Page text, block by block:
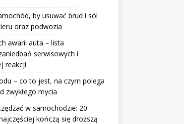
by usuwać brud i sól
oraz podwozia
awarii auta – lista
serwisowych i
reakcji
– co to jest, na czym polega
zwykłego mycia
w samochodzie: 20
kończą się droższą